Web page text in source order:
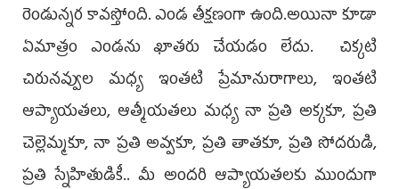
రెండున్నర కావస్తోంది. ఎండ తీక్షణంగా ఉంది.అయినా కూడా
ఏమాత్రం ఎండను ఖాతరు చేయడం లేదు. చిక్కటి
చిరునవ్వుల మధ్య ఇంతటి ప్రేమానురాగాలు, ఇంతటి
ఆప్యాయతలు, ఆత్మీయతలు మధ్య నా ప్రతి అక్కకూ, ప్రతి
చెల్లెమ్మకూ, నా ప్రతి అవ్వకూ, ప్రతి తాతకూ, ప్రతి సోదరుడి,
ప్రతి స్నేహితుడికీ.. మీ అందరి ఆప్యాయతలకు ముందుగా